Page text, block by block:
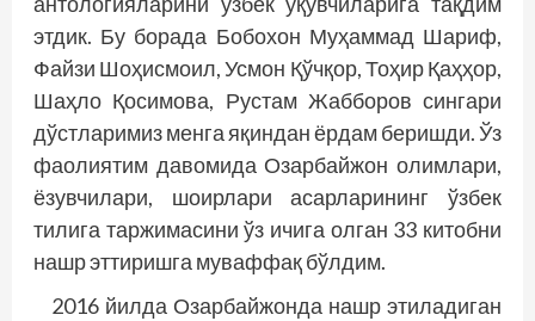
этдик. Бу борада Бобохон Муҳаммад Шариф,
Файзи Шоҳисмоил, Усмон Қўчқор, Тоҳир Қаҳҳор,
Шаҳло Қосимова, Рустам Жабборов сингари
дўстларимиз менга яқиндан ёрдам беришди. Ўз
фаолиятим давомида Озарбайжон олимлари,
ёзувчилари, шоирлари асарларининг ўзбек
тилига таржимасини ўз ичига олган 33 китобни
нашр эттиришга муваффақ бўлдим.
2016 йилда Озарбайжонда нашр этиладиган